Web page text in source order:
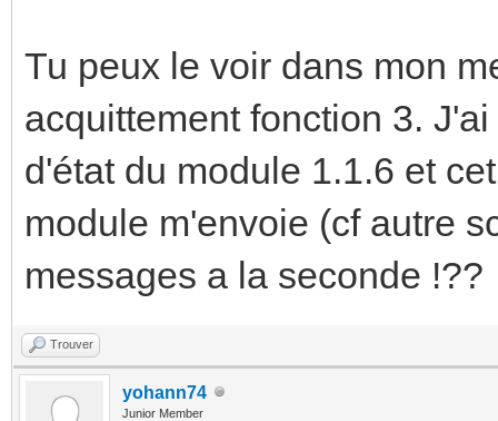
Tu peux le voir dans mon
acquittement fonction 3.
d'état du module 1.1.6 et
module m'envoie (cf autre
messages a la seconde !??
Trouver
yohann74
Junior Member